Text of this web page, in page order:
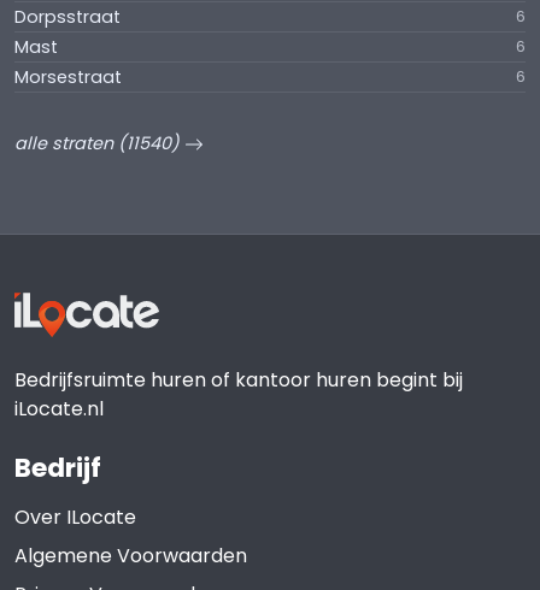
Dorpsstraat 6
Mast 6
Morsestraat 6
alle straten (11540)
Bedrijfsruimte huren of kantoor huren begint bij
iLocate.nl
Bedrijf
Over ILocate
Algemene Voorwaarden